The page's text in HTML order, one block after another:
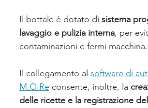
Il bottale è dotato di sistema
lavaggio e pulizia interna, per
contaminazioni e fermi macchina.
Il collegamento al software di
M.O.Re consente, inoltre, la
delle ricette e la registrazione